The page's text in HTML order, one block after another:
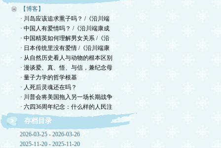
【博客】
· 川岛应该追求熏子吗？ /《沿川端
· 中国人有爱情吗？ /《沿川端康成
· 中国精英如何理解男女关系 /《沿
· 日本传统里没有爱情 /《沿川端康
· 从自然历史看人与动物的根本区别
· 漫谈爱、真、悟、与信，兼纪念母
· 量子力学的哲学根基
· 人死后灵魂还在吗？
· 川普会将美国拖入另一场长期战争
· 六四36周年纪念：什么样的人民注
存档目录
2026-03-25 - 2026-03-26
2025-11-20 - 2025-11-20